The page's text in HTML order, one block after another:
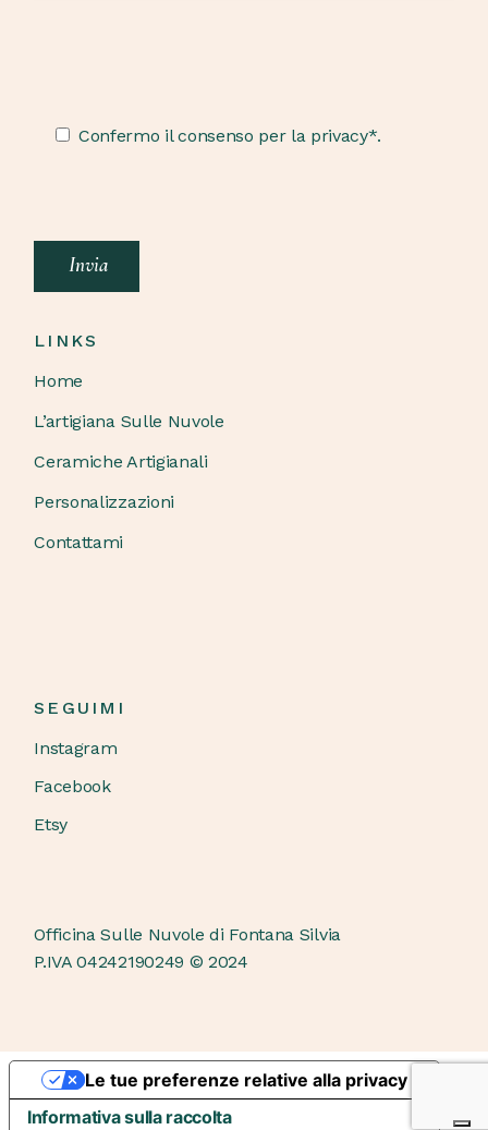
Confermo il consenso per la privacy*.
Invia
LINKS
Home
L’artigiana Sulle Nuvole
Ceramiche Artigianali
Personalizzazioni
Contattami
SEGUIMI
Instagram
Facebook
Etsy
Officina Sulle Nuvole di Fontana Silvia
P.IVA 04242190249 © 2024
Informativa sulla raccolta
Le tue preferenze relative alla privacy